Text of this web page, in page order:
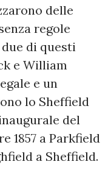
delle
regole
di questi
e William
e un
lo Sheffield
del
1857 a Parkfield
a Sheffield.